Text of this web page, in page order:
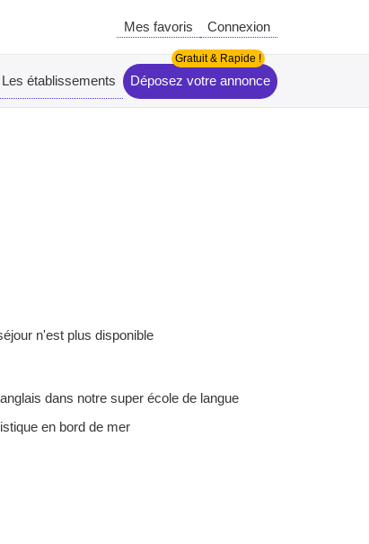
Mes favoris Connexion
Les établissements Déposez votre annonce
n'est plus disponible
dans notre super école de langue
en bord de mer